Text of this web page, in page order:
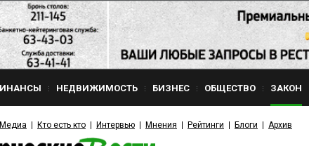
НЕДВИЖИМОСТЬ БИЗНЕС ОБЩЕСТВО ЗАКОН
Медиа Кто есть кто Интервью Мнения Рейтинги Блоги Архив